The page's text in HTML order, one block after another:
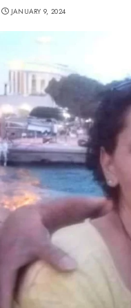
JANUARY 9, 2024